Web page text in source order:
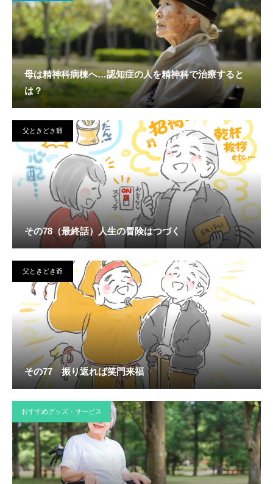
母は精神科病棟へ…認知症の人を精神科で治療すると
は？
父ときどき爺
その78（最終話）人生の冒険はつづく
父ときどき爺
その77 振り返れば笑門来福
おすすめグッズ・サービス